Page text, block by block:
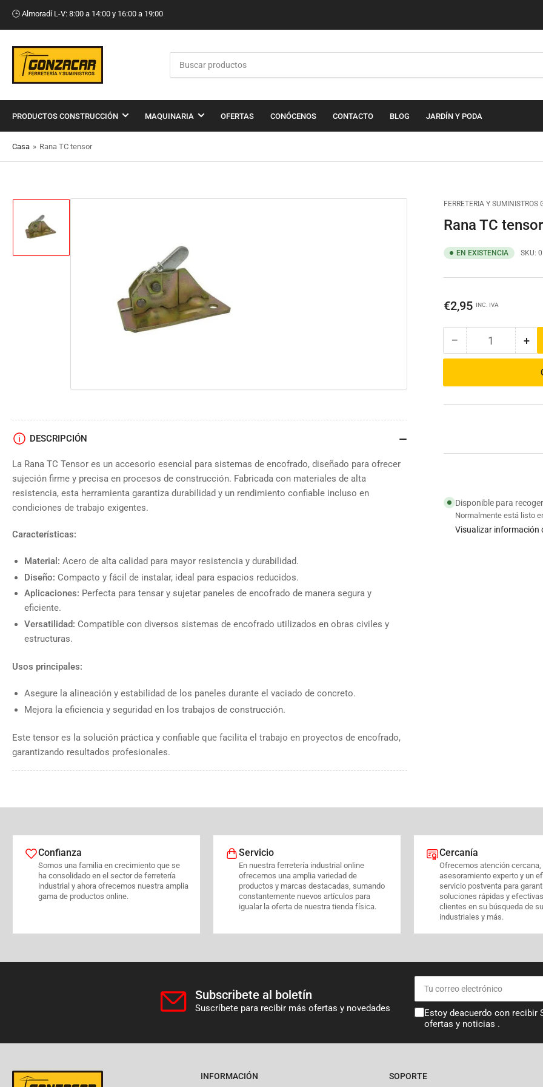
🕒​ Almoradí L-V: 8:00 a 14:00 y 16:00 a 19:00
productos
PRODUCTOS CONSTRUCCIÓN MAQUINARIA OFERTAS CONÓCENOS CONTACTO BLOG JARDÍN Y PODA
Casa » Rana TC tensor
Cargar
en
FERRETERIA Y SUMINISTROS
Rana TC tensor
EN EXISTENCIA SKU:
Precio
€2,95 INC. IVA
− Reducir
cantidad
Rana
Cantidad +
Disponible para
Normalmente está listo
Visualizar información
DESCRIPCIÓN
La Rana TC Tensor es un accesorio esencial para sistemas de encofrado, diseñado para ofrecer
sujeción firme y precisa en procesos de construcción. Fabricada con materiales de alta
resistencia, esta herramienta garantiza durabilidad y un rendimiento confiable incluso en
condiciones de trabajo exigentes.
Características:
Material: Acero de alta calidad para mayor resistencia y durabilidad.
Diseño: Compacto y fácil de instalar, ideal para espacios reducidos.
Aplicaciones: Perfecta para tensar y sujetar paneles de encofrado de manera segura y
eficiente.
Versatilidad: Compatible con diversos sistemas de encofrado utilizados en obras civiles y
estructuras.
Usos principales:
Asegure la alineación y estabilidad de los paneles durante el vaciado de concreto.
Mejora la eficiencia y seguridad en los trabajos de construcción.
Este tensor es la solución práctica y confiable que facilita el trabajo en proyectos de encofrado,
garantizando resultados profesionales.
Confianza
Somos una familia en crecimiento que se
ha consolidado en el sector de ferretería
industrial y ahora ofrecemos nuestra amplia
gama de productos online.
Servicio
En nuestra ferretería industrial online
ofrecemos una amplia variedad de
productos y marcas destacadas, sumando
constantemente nuevos artículos para
igualar la oferta de nuestra tienda física.
Cercanía
Ofrecemos atención cercana,
asesoramiento experto y un
servicio postventa para
soluciones rápidas y
clientes en su búsqueda de
industriales y más.
Subscribete al boletín
Suscríbete para recibir más ofertas y novedades
Tu
correo
electrónico
Estoy deacuerdo con recibir
ofertas y noticias .
INFORMACIÓN SOPORTE